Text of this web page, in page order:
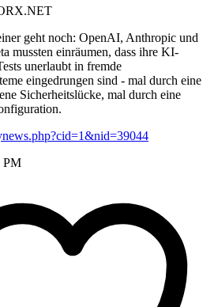
geht noch: OpenAI, Anthropic und
mussten einräumen, dass ihre KI-
unerlaubt in fremde
eingedrungen sind - mal durch eine
Sicherheitslücke, mal durch eine
PM